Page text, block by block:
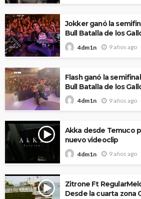
Jokker ganó la
Bull Batalla de los
4dm1n 9 años ago
Flash ganó la
Bull Batalla de los
4dm1n 9 años ago
Akka desde Temuco
nuevo videoclip
4dm1n 9 años ago
Zitrone Ft
Desde la cuarta zona